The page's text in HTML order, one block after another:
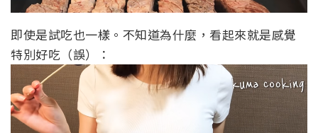
即使是試吃也一樣。不知道為什麼，看起來就是感覺
特別好吃（誤）：